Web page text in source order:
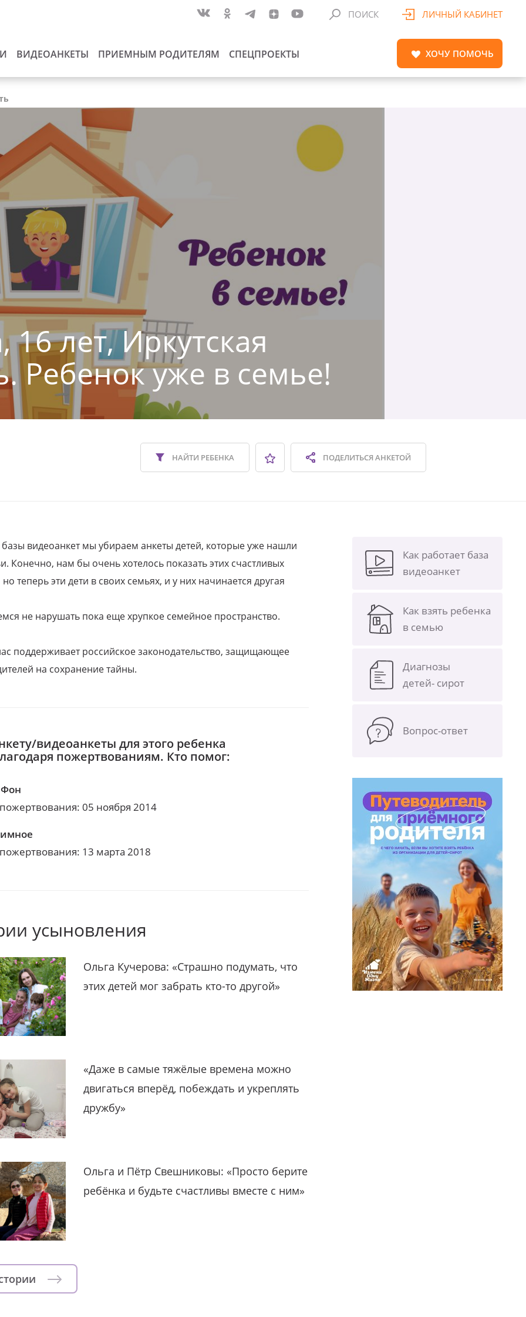
ВИДЕОАНКЕТЫ ПРИЕМНЫМ РОДИТЕЛЯМ СПЕЦПРОЕКТЫ
ПОИСК ЛИЧНЫЙ КАБИНЕТ
ХОЧУ ПОМОЧЬ
16 лет, Иркутская
Ребенок уже в семье!
ПОДЕЛИТЬСЯАНКЕТОЙ
НАЙТИ РЕБЕНКА
видеоанкет мы убираем анкеты детей, которые уже нашли
Конечно, нам бы очень хотелось показать этих счастливых
теперь эти дети в своих семьях, и у них начинается другая
не нарушать пока еще хрупкое семейное пространство.
поддерживает российское законодательство, защищающее
на сохранение тайны.
видеоанкеты для этого ребенка
пожертвованиям. Кто помог:
05 ноября 2014
13 марта 2018
усыновления
Ольга Кучерова: «Страшно подумать, что
этих детей мог забрать кто-то другой»
«Даже в самые тяжёлые времена можно
двигаться вперёд, побеждать и укреплять
дружбу»
Ольга и Пётр Свешниковы: «Просто берите
ребёнка и будьте счастливы вместе с ним»
Как работает база
видеоанкет
Как взять ребенка
в семью
Диагнозы
детей- сирот
Вопрос-ответ